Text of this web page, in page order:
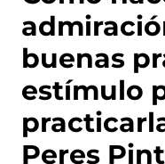
buenas
estímulo
Peres